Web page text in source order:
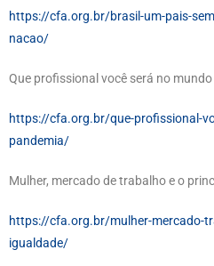
https://cfa.org.br/brasil-um-pais-
nacao/
Que profissional você será no
https://cfa.org.br/que-profissional-
pandemia/
Mulher, mercado de trabalho e o
https://cfa.org.br/mulher-mercado-
igualdade/